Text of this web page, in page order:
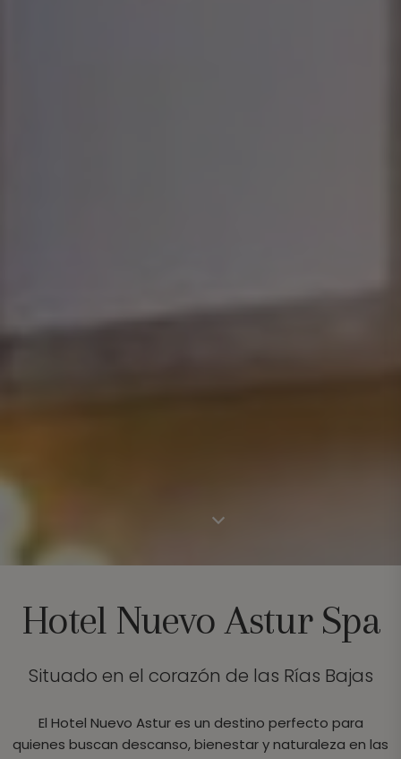
Hotel Nuevo Astur Spa
Situado en el corazón de las Rías Bajas
El Hotel Nuevo Astur es un destino perfecto para
quienes buscan descanso, bienestar y naturaleza en las